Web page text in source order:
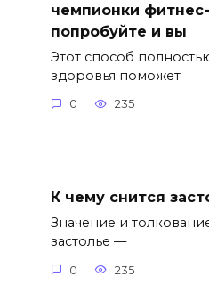
чемпионки
попробуйте и вы
Этот способ
здоровья поможет
0 235
К чему снится
Значение и
застолье —
0 235